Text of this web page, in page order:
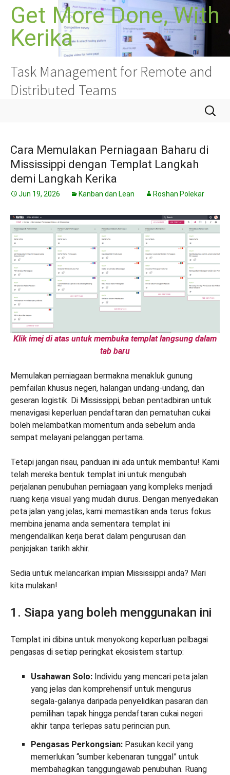
Langkau
kandungan
Get More Done, With
Kerika
Task Management for Remote and
Distributed Teams
Cari:
Cara Memulakan Perniagaan Baharu di
Mississippi dengan Templat Langkah
demi Langkah Kerika
Jun 19, 2026 Kanban dan Lean Roshan Polekar
Klik imej di atas untuk membuka templat langsung dalam
tab baru
Memulakan perniagaan bermakna menakluk gunung
pemfailan khusus negeri, halangan undang-undang, dan
geseran logistik. Di Mississippi, beban pentadbiran untuk
menavigasi keperluan pendaftaran dan pematuhan cukai
boleh melambatkan momentum anda sebelum anda
sempat melayani pelanggan pertama.
Tetapi jangan risau, panduan ini ada untuk membantu! Kami
telah mereka bentuk templat ini untuk mengubah
perjalanan penubuhan perniagaan yang kompleks menjadi
ruang kerja visual yang mudah diurus. Dengan menyediakan
peta jalan yang jelas, kami memastikan anda terus fokus
membina jenama anda sementara templat ini
mengendalikan kerja berat dalam pengurusan dan
penjejakan tarikh akhir.
Sedia untuk melancarkan impian Mississippi anda? Mari
kita mulakan!
1. Siapa yang boleh menggunakan ini
Templat ini dibina untuk menyokong keperluan pelbagai
pengasas di setiap peringkat ekosistem startup:
Usahawan Solo: Individu yang mencari peta jalan
yang jelas dan komprehensif untuk mengurus
segala-galanya daripada penyelidikan pasaran dan
pemilihan tapak hingga pendaftaran cukai negeri
akhir tanpa terlepas satu perincian pun.
Pengasas Perkongsian: Pasukan kecil yang
memerlukan “sumber kebenaran tunggal” untuk
membahagikan tanggungjawab penubuhan. Ruang